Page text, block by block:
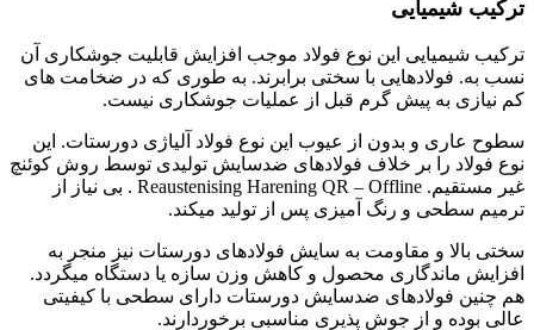
ترکیب شیمیایی
ترکیب شیمیایی این نوع فولاد موجب افزایش قابلیت جوشکاری آن
نسب به. فولادهایی با سختی برابرند. به طوری که در ضخامت های
کم نیازی به پیش گرم قبل از عملیات جوشکاری نیست.
سطوح عاری و بدون از عیوب این نوع فولاد آلیاژی دورستات. این
نوع فولاد را بر خلاف فولادهای ضدسایش تولیدی توسط روش کوئنچ
غیر مستقیم. Reaustenising Harening QR – Offline . بی نیاز از
ترمیم سطحی و رنگ آمیزی پس از تولید میکند.
سختی بالا و مقاومت به سایش فولادهای دورستات نیز منجر به
افزایش ماندگاری محصول و کاهش وزن سازه یا دستگاه میگردد.
هم چنین فولادهای ضدسایش دورستات دارای سطحی با کیفیتی
عالی بوده و از جوش پذیری مناسبی برخوردارند.